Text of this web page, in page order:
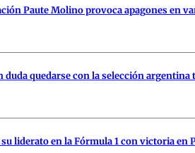
Paute Molino provoca apagones en
duda quedarse con la selección
liderato en la Fórmula 1 con victoria en